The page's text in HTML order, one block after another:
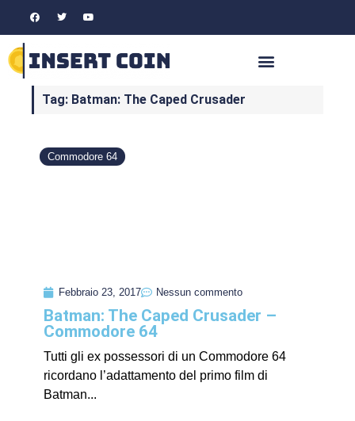
Tag: Batman: The Caped Crusader
Commodore 64
Febbraio 23, 2017 Nessun commento
Batman: The Caped Crusader –
Commodore 64
Tutti gli ex possessori di un Commodore 64
ricordano l’adattamento del primo film di
Batman...